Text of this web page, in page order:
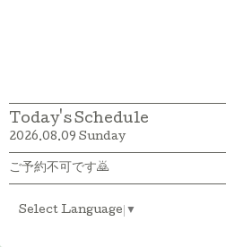
Today's Schedule
2026.08.09 Sunday
ご予約不可です🙇
Select Language ▼